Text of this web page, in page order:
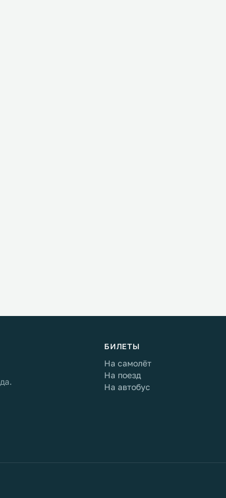
БИЛЕТЫ
На самолёт
На поезд
На автобус